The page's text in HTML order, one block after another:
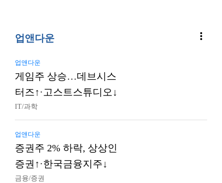
업앤다운 more_vert
업앤다운
게임주 상승…데브시스
터즈↑·고스트스튜디오↓
IT/과학
업앤다운
증권주 2% 하락, 상상인
증권↑·한국금융지주↓
금융/증권